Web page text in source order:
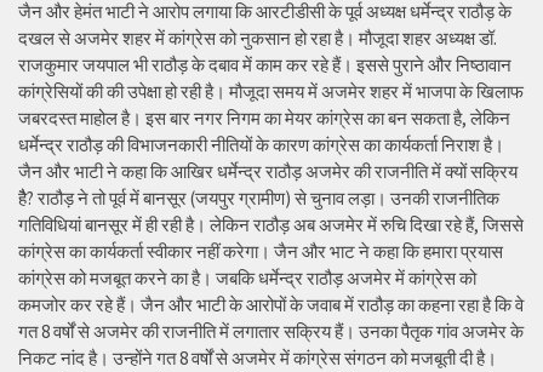
जैन और हेमंत भाटी ने आरोप लगाया कि आरटीडीसी के पूर्व अध्यक्ष धर्मेन्द्र राठौड़ के
दखल से अजमेर शहर में कांग्रेस को नुकसान हो रहा है। मौजूदा शहर अध्यक्ष डॉ.
राजकुमार जयपाल भी राठौड़ के दबाव में काम कर रहे हैं। इससे पुराने और निष्ठावान
कांग्रेसियों की की उपेक्षा हो रही है। मौजूदा समय में अजमेर शहर में भाजपा के खिलाफ
जबरदस्त माहोल है। इस बार नगर निगम का मेयर कांग्रेस का बन सकता है, लेकिन
धर्मेन्द्र राठौड़ की विभाजनकारी नीतियों के कारण कांग्रेस का कार्यकर्ता निराश है।
जैन और भाटी ने कहा कि आखिर धर्मेन्द्र राठौड़ अजमेर की राजनीति में क्यों सक्रिय
हैै? राठौड़ ने तो पूर्व में बानसूर (जयपुर ग्रामीण) से चुनाव लड़ा। उनकी राजनीतिक
गतिविधियां बानसूर में ही रही है। लेकिन राठौड़ अब अजमेर में रुचि दिखा रहे हैं, जिससे
कांग्रेस का कार्यकर्ता स्वीकार नहीं करेगा। जैन और भाट ने कहा कि हमारा प्रयास
कांग्रेस को मजबूत करने का है। जबकि धर्मेन्द्र राठौड़ अजमेर में कांग्रेस को
कमजोर कर रहे हैं। जैन और भाटी के आरोपों के जवाब में राठौड़ का कहना रहा है कि वे
गत 8 वर्षों से अजमेर की राजनीति में लगातार सक्रिय हैं। उनका पैतृक गांव अजमेर के
निकट नांद है। उन्होंने गत 8 वर्षों से अजमेर में कांग्रेस संगठन को मजबूती दी है।